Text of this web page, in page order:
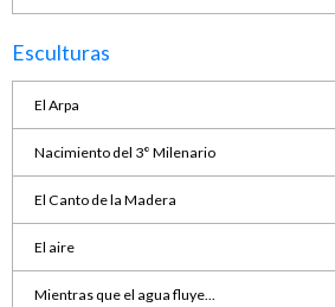
Esculturas
El Arpa
Nacimiento del 3° Milenario
El Canto de la Madera
El aire
Mientras que el agua fluye...